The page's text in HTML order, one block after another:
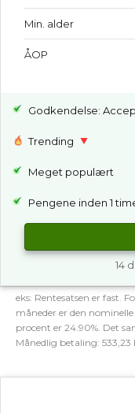
Min. alder
ÅOP
Godkendelse:
Trending
Meget populært
Pengene inden 1
14
eks: Rentesatsen er fast.
måneder er den
procent er 24.90%. Det
Månedlig betaling: